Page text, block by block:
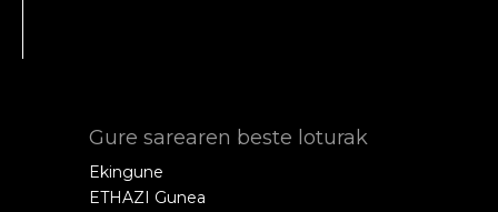
Gure sarearen beste loturak
Ekingune
ETHAZI Gunea